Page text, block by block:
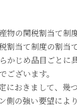
の関税割当て制
割当て制度の割
かじめ品目ごとに
ざいます。
におきまして、幾
側の強い要望によ